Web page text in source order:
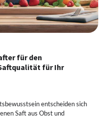
für den
für Ihr
entscheiden sich
Saft aus Obst und